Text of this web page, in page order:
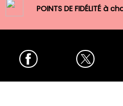
POINTS DE FIDÉLITÉ à
Facebook Twitter